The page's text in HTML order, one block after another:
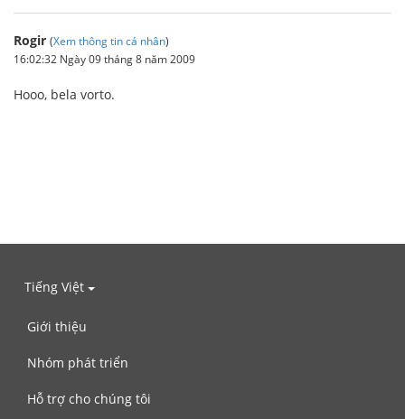
Rogir (Xem thông tin cá nhân)
16:02:32 Ngày 09 tháng 8 năm 2009
Hooo, bela vorto.
Tiếng Việt
Giới thiệu
Nhóm phát triển
Hỗ trợ cho chúng tôi